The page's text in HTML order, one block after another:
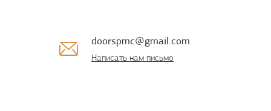
doorspmc@gmail.com
Написать нам письмо